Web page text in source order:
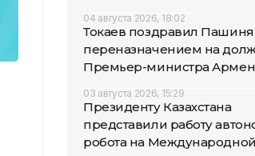
04 августа 2026, 18:02
Токаев поздравил
переназначением на
Премьер-министра
03 августа 2026, 15:29
Президенту Казахстана
представили работу
робота на Международной